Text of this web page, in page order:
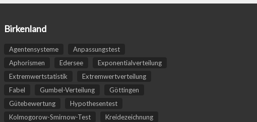
Birkenland
Agentensysteme
Anpassungstest
Aphorismen
Edersee
Exponentialverteilung
Extremwertstatistik
Extremwertverteilung
Fabel
Gumbel-Verteilung
Göttingen
Gütebewertung
Hypothesentest
Kolmogorow-Smirnow-Test
Kreidezeichnung